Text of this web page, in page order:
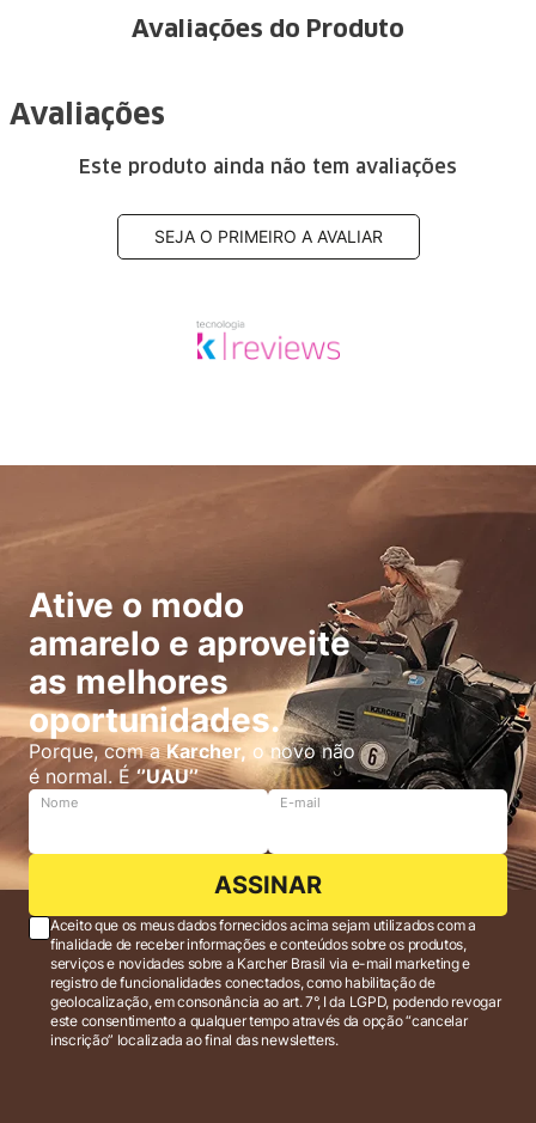
Avaliações do Produto
Avaliações
Este produto ainda não tem avaliações
SEJA O PRIMEIRO A AVALIAR
Ative o modo
amarelo e aproveite
as melhores
oportunidades.
Porque, com aKarcher, o novo não
é normal. É‘’UAU’’
Nome E-mail
ASSINAR
Aceito que os meus dados fornecidos acima sejam utilizados com a
finalidade de receber informações e conteúdos sobre os produtos,
serviços e novidades sobre a Karcher Brasil via e-mail marketing e
registro de funcionalidades conectados, como habilitação de
geolocalização, em consonância ao art. 7°, I da LGPD, podendo revogar
este consentimento a qualquer tempo através da opção “cancelar
inscrição” localizada ao final das newsletters.